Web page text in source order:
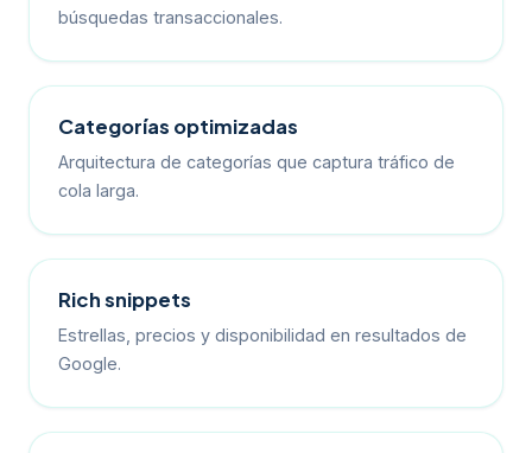
búsquedas transaccionales.
Categorías optimizadas
Arquitectura de categorías que captura tráfico de
cola larga.
Rich snippets
Estrellas, precios y disponibilidad en resultados de
Google.